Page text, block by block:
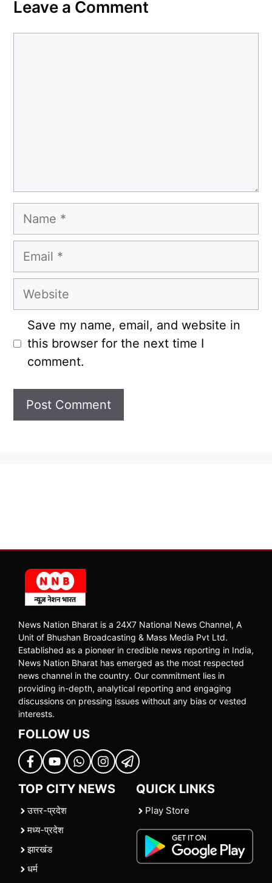
Leave a Comment
Name
Email
Website
Save my name, email, and website in
this browser for the next time I
comment.
News Nation Bharat is a 24X7 National News Channel, A
Unit of Bhushan Broadcasting & Mass Media Pvt Ltd.
Established as a pioneer in credible news reporting in India,
News Nation Bharat has emerged as the most respected
news channel in the country. Our commitment lies in
providing in-depth, analytical reporting and engaging
discussions on pressing issues without any bias or vested
interests.
FOLLOW US
TOP CITY NEWS
उत्तर-प्रदेश
मध्य-प्रदेश
झारखंड
धर्म
QUICK LINKS
Play Store